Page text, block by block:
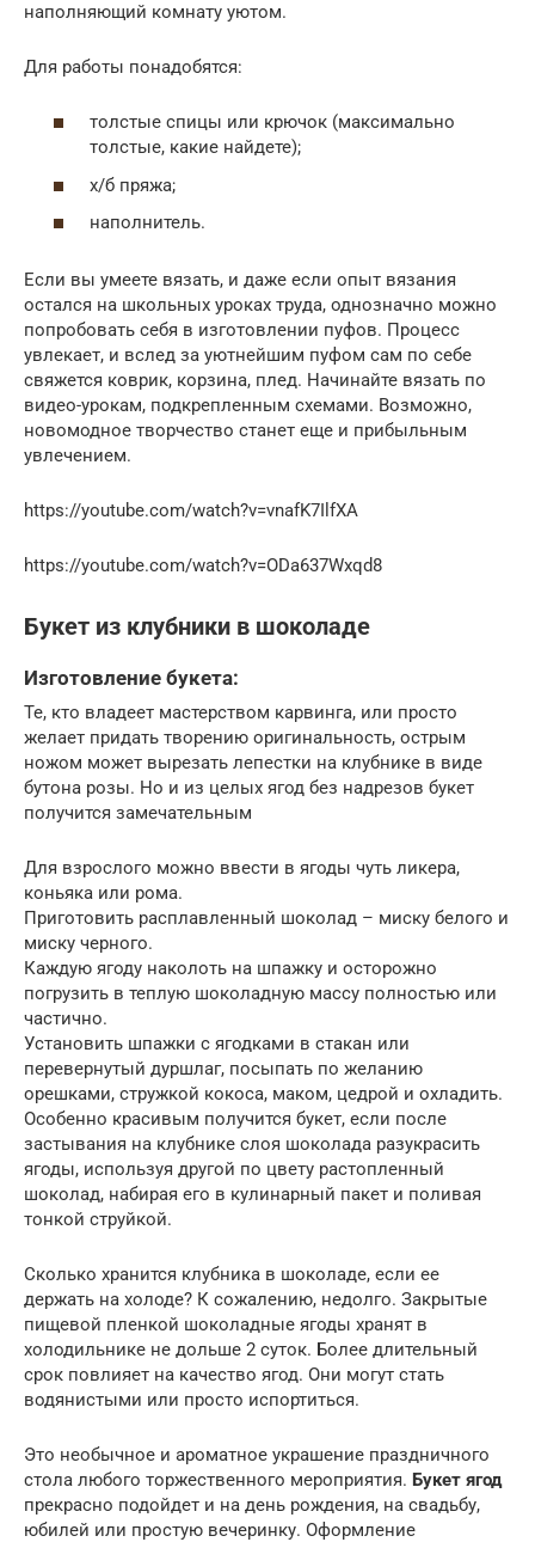
наполняющий комнату уютом.
Для работы понадобятся:
толстые спицы или крючок (максимально
толстые, какие найдете);
х/б пряжа;
наполнитель.
Если вы умеете вязать, и даже если опыт вязания
остался на школьных уроках труда, однозначно можно
попробовать себя в изготовлении пуфов. Процесс
увлекает, и вслед за уютнейшим пуфом сам по себе
свяжется коврик, корзина, плед. Начинайте вязать по
видео-урокам, подкрепленным схемами. Возможно,
новомодное творчество станет еще и прибыльным
увлечением.
https://youtube.com/watch?v=vnafK7IlfXA
https://youtube.com/watch?v=ODa637Wxqd8
Букет из клубники в шоколаде
Изготовление букета:
Те, кто владеет мастерством карвинга, или просто
желает придать творению оригинальность, острым
ножом может вырезать лепестки на клубнике в виде
бутона розы. Но и из целых ягод без надрезов букет
получится замечательным
Для взрослого можно ввести в ягоды чуть ликера,
коньяка или рома.
Приготовить расплавленный шоколад – миску белого и
миску черного.
Каждую ягоду наколоть на шпажку и осторожно
погрузить в теплую шоколадную массу полностью или
частично.
Установить шпажки с ягодками в стакан или
перевернутый дуршлаг, посыпать по желанию
орешками, стружкой кокоса, маком, цедрой и охладить.
Особенно красивым получится букет, если после
застывания на клубнике слоя шоколада разукрасить
ягоды, используя другой по цвету растопленный
шоколад, набирая его в кулинарный пакет и поливая
тонкой струйкой.
Сколько хранится клубника в шоколаде, если ее
держать на холоде? К сожалению, недолго. Закрытые
пищевой пленкой шоколадные ягоды хранят в
холодильнике не дольше 2 суток. Более длительный
срок повлияет на качество ягод. Они могут стать
водянистыми или просто испортиться.
Это необычное и ароматное украшение праздничного
стола любого торжественного мероприятия. Букет ягод
прекрасно подойдет и на день рождения, на свадьбу,
юбилей или простую вечеринку. Оформление